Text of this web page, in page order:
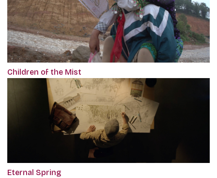
Children of the Mist
Eternal Spring